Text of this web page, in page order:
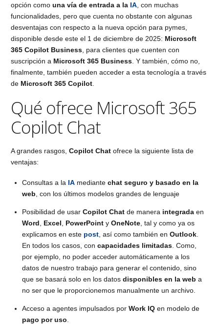
opción comouna vía de entrada a la IA , con muchas
funcionalidades, pero que cuenta no obstante con algunas
desventajas con respecto a la nueva opción para pymes,
disponible desde este el 1 de diciembre de 2025: Microsoft
365 Copilot Business , para clientes que cuenten con
suscripción a Microsoft 365 Business . Y también, cómo no,
finalmente, también pueden acceder a esta tecnología a través
de Microsoft 365 Copilot
Qué ofrece Microsoft 365
Copilot Chat
A grandes rasgos,Copilot Chat ofrece la siguiente lista de
ventajas:
Consultas a la IAmediante chat seguro y basado en la
web , con los últimos modelos grandes de lenguaje
Posibilidad de usar Copilot Chatde manera integradaen
Word
Excel PowerPointy OneNote, tal y como ya os
explicamos en este post, así como también en Outlook.
En todos los casos, con capacidades limitadas. Como,
por ejemplo, no poder acceder automáticamente a los
datos de nuestro trabajo para generar el contenido, sino
que se basará solo en los datos disponibles en la web a
no ser que le proporcionemos manualmente un archivo.
Acceso a agentes impulsados por Work IQen modelo de
pago por uso